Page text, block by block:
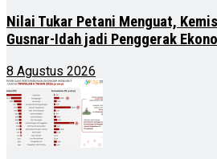
Nilai Tukar Petani Menguat,
Gusnar-Idah jadi Penggerak
8 Agustus 2026